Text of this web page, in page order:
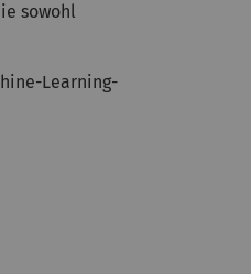
sowohl
Learning-